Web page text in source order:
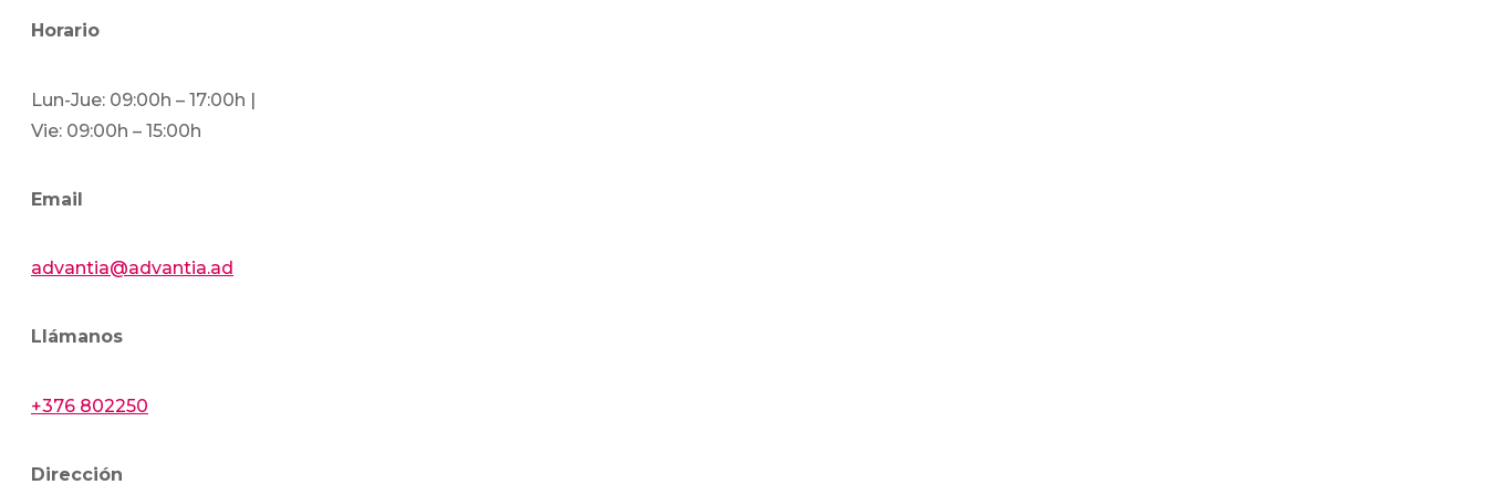
Horario
Lun-Jue: 09:00h – 17:00h |
Vie: 09:00h – 15:00h
Email
advantia@advantia.ad
Llámanos
+376 802250
Dirección